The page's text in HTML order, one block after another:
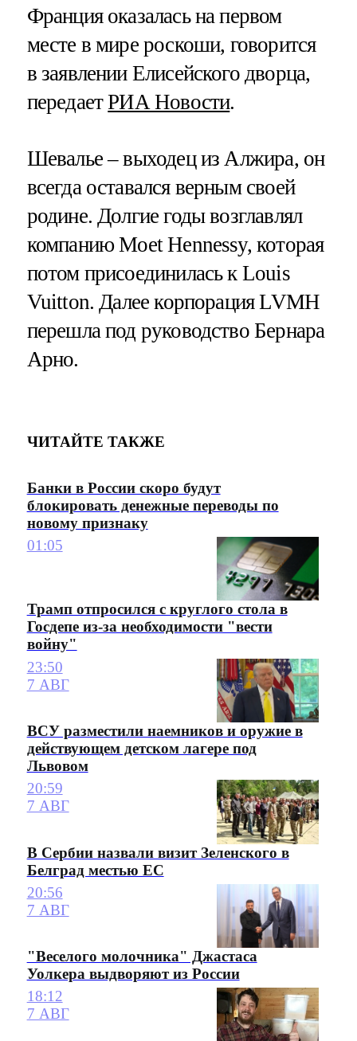
Франция оказалась на первом
месте в мире роскоши, говорится
в заявлении Елисейского дворца​​​,
передаетРИА Новости.
Шевалье – выходец из Алжира, он
всегда оставался верным своей
родине. Долгие годы возглавлял
компанию Moet Hennessy, которая
потом присоединилась к Louis
Vuitton. Далее корпорация LVMH
перешла под руководство Бернара
Арно.
ЧИТАЙТЕ ТАКЖЕ
Банки в России скоро будут
блокировать денежные переводы по
новому признаку
01:05
Трамп отпросился с круглого стола в
Госдепе из-за необходимости "вести
войну"
23:50
7 АВГ
ВСУ разместили наемников и оружие в
действующем детском лагере под
Львовом
20:59
7 АВГ
В Сербии назвали визит Зеленского в
Белград местью ЕС
20:56
7 АВГ
"Веселого молочника" Джастаса
Уолкера выдворяют из России
18:12
7 АВГ